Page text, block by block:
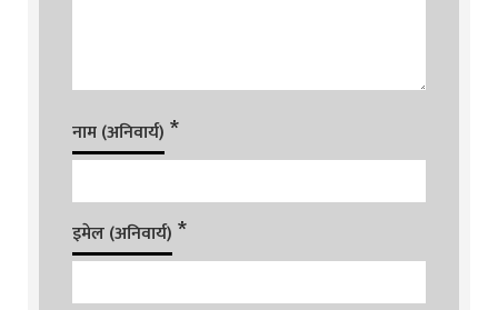
नाम (अनिवार्य) *
इमेल (अनिवार्य) *